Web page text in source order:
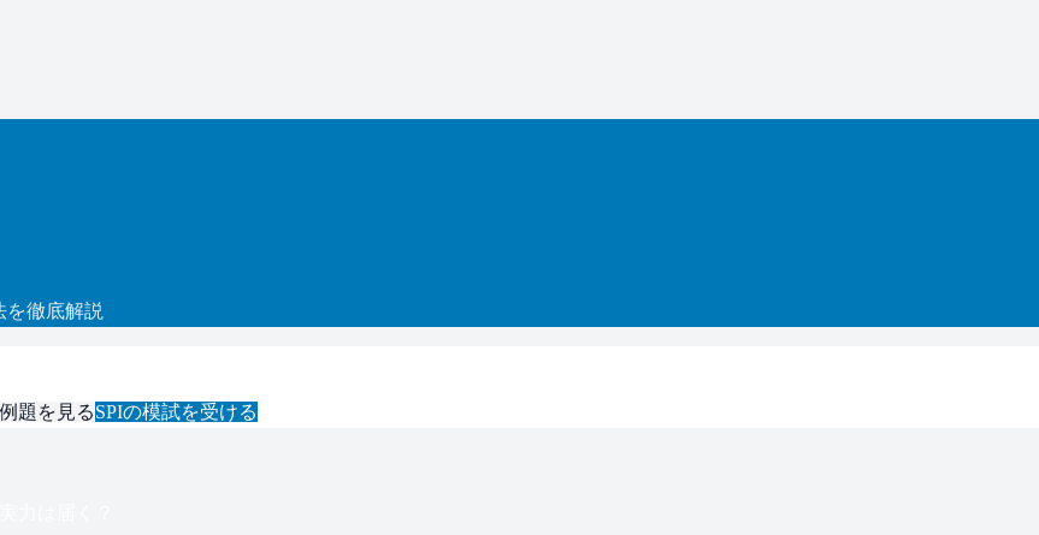
を徹底解説
題を見るSPIの模試を受ける